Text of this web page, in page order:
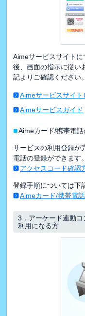
Aimeサービスサイト
後、画面の指示に従い
記よりご確認ください。
Aimeサービスサイト
Aimeサービスガイド
■Aimeカード/携帯電
サービスの利用登録が
電話の登録ができます
アクセスコード確認
登録手順については下
Aimeカード/携帯電
3． アーケード連動
利用になる方